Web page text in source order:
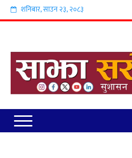
शनिबार,साउन२३,२०८३